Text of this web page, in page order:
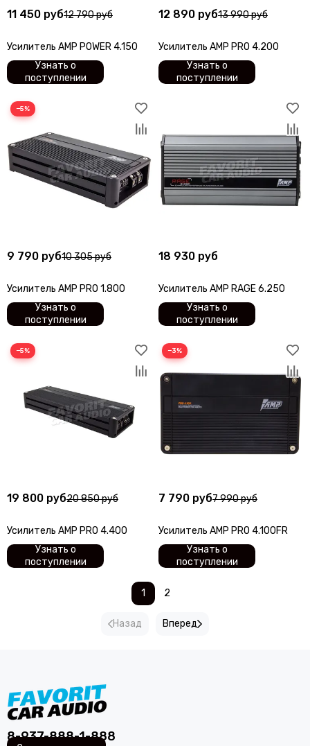
11 450 руб12 790 руб
Усилитель AMP POWER 4.150
Узнать о
поступлении
12 890 руб13 990 руб
Усилитель AMP PRO 4.200
Узнать о
поступлении
−5%
9 790 руб10 305 руб
Усилитель AMP PRO 1.800
Узнать о
поступлении
18 930 руб
Усилитель AMP RAGE 6.250
Узнать о
поступлении
−5%
19 800 руб20 850 руб
Усилитель AMP PRO 4.400
Узнать о
поступлении
−3%
7 790 руб7 990 руб
Усилитель AMP PRO 4.100FR
Узнать о
поступлении
Назад
1 2
Вперед
8-937-888-1-888